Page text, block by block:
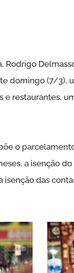
domingo (7/3),
e restaurantes,
o
a isenção
das